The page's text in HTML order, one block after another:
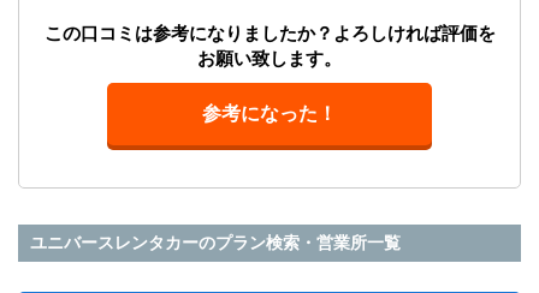
この口コミは参考になりましたか？よろしければ評価を
お願い致します。
参考になった！
ユニバースレンタカーのプラン検索・営業所一覧